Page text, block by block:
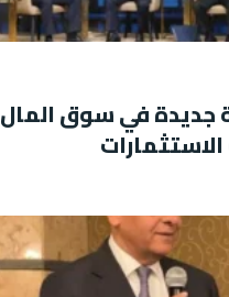
جديدة في سوق المال